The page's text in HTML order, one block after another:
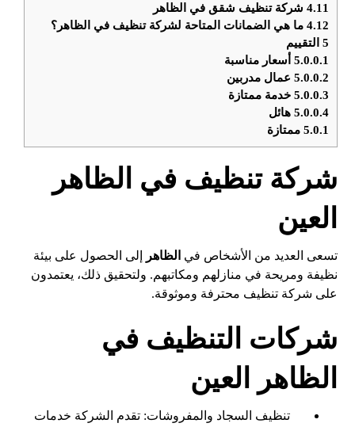
4.11 شركة تنظيف شقق في الظاهر
4.12 ما هي الضمانات المتاحة لشركة تنظيف في الظاهر؟
5 التقييم
5.0.0.1 أسعار مناسبة
5.0.0.2 عمال مدربين
5.0.0.3 خدمة ممتازة
5.0.0.4 هائل
5.0.1 ممتازة
شركة تنظيف في الظاهر
العين
تسعى العديد من الأشخاص في الظاهر
إلى الحصول على بيئة
نظيفة ومريحة في منازلهم ومكاتبهم. ولتحقيق ذلك، يعتمدون
على شركة تنظيف محترفة وموثوقة.
شركات التنظيف في
الظاهر العين
تنظيف السجاد والمفروشات: تقدم الشركة خدمات